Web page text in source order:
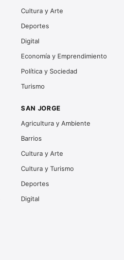
Cultura y Arte
Deportes
Digital
Economía y Emprendimiento
Política y Sociedad
Turismo
SAN JORGE
Agricultura y Ambiente
Barrios
Cultura y Arte
Cultura y Turismo
Deportes
Digital